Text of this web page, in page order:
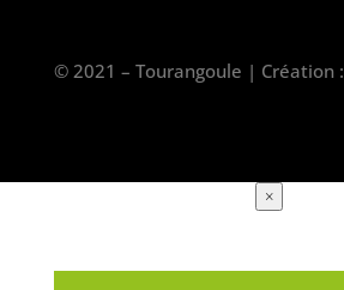
© 2021 – Tourangoule | Création :
×